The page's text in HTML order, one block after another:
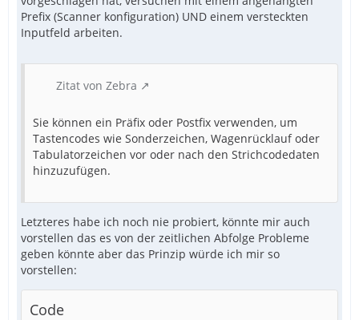
Prefix (Scanner konfiguration) UND einem versteckten
Inputfeld arbeiten.
Zitat von Zebra
Sie können ein Präfix oder Postfix verwenden, um
Tastencodes wie Sonderzeichen, Wagenrücklauf oder
Tabulatorzeichen vor oder nach den Strichcodedaten
hinzuzufügen.
Letzteres habe ich noch nie probiert, könnte mir auch
vorstellen das es von der zeitlichen Abfolge Probleme
geben könnte aber das Prinzip würde ich mir so
vorstellen:
Code